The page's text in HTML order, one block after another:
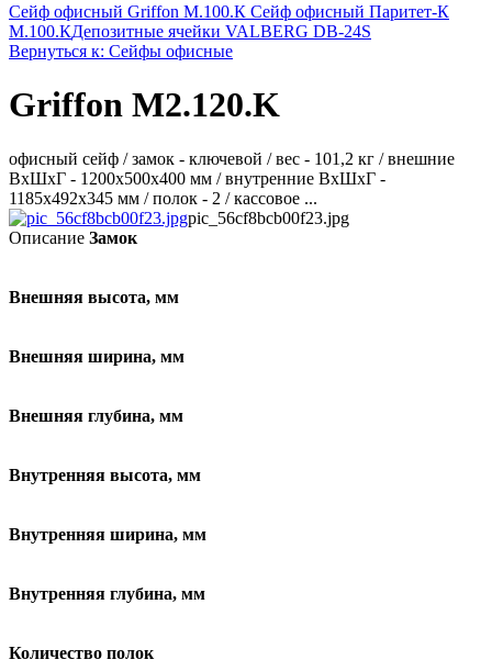
Сейф офисный Griffon M.100.К Сейф офисный Паритет-К
M.100.КДепозитные ячейки VALBERG DB-24S
Вернуться к: Сейфы офисные
Griffon M2.120.K
офисный сейф / замок - ключевой / вес - 101,2 кг / внешние
ВхШхГ - 1200х500х400 мм / внутренние ВхШхГ -
1185х492х345 мм / полок - 2 / кассовое ...
pic_56cf8bcb00f23.jpg
Описание Замок
Внешняя высота, мм
Внешняя ширина, мм
Внешняя глубина, мм
Внутренняя высота, мм
Внутренняя ширина, мм
Внутренняя глубина, мм
Количество полок